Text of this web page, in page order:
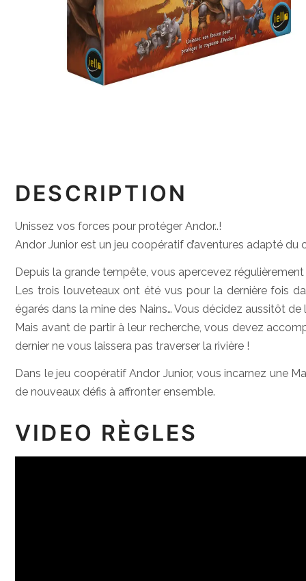
DESCRIPTION
Unissez vos forces pour protéger Andor..!
Andor Junior est un jeu coopératif d’aventures adapté du
Depuis la grande tempête, vous apercevez
Les trois louveteaux ont été vus pour la dernière fois
égarés dans la mine des Nains… Vous décidez aussitôt
Mais avant de partir à leur recherche, vous devez
dernier ne vous laissera pas traverser la rivière !
Dans le jeu coopératif Andor Junior, vous incarnez une
de nouveaux défis à affronter ensemble.
VIDEO RÈGLES